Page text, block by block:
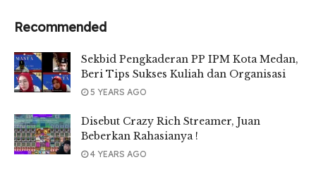
Recommended
Sekbid Pengkaderan PP IPM Kota Medan,
Beri Tips Sukses Kuliah dan Organisasi
5 YEARS AGO
Disebut Crazy Rich Streamer, Juan
Beberkan Rahasianya !
4 YEARS AGO